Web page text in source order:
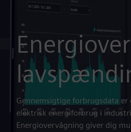
Gennemsigtige forbrugsdata
elektrisk energiforbrug i
Energiovervågning giver dig